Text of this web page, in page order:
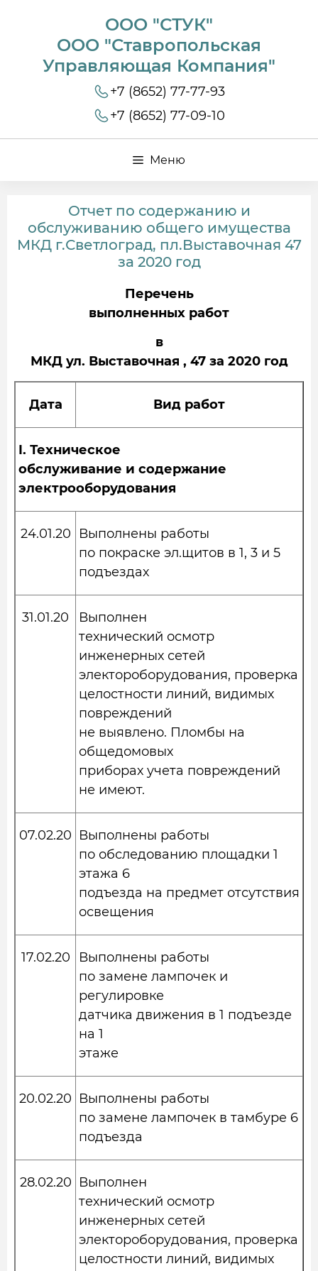
ООО "СТУК"
ООО "Ставропольская
Управляющая Компания"
+7 (8652) 77-77-93
+7 (8652) 77-09-10
Меню
Отчет по содержанию и
обслуживанию общего имущества
МКД г.Светлоград, пл.Выставочная 47
за 2020 год
Перечень
выполненных работ
в
МКД ул. Выставочная , 47 за 2020 год
Дата Вид работ
I. Техническое
обслуживание и содержание
электрооборудования
24.01.20
Выполнены работы
по покраске эл.щитов в 1, 3 и 5
подъездах
31.01.20
Выполнен
технический осмотр
инженерных сетей
электороборудования, проверка
целостности линий, видимых
повреждений
не выявлено. Пломбы на
общедомовых
приборах учета повреждений
не имеют.
07.02.20 Выполнены работы
по обследованию площадки 1
этажа 6
подъезда на предмет отсутствия
освещения
17.02.20
Выполнены работы
по замене лампочек и
регулировке
датчика движения в 1 подъезде
на 1
этаже
20.02.20 Выполнены работы
по замене лампочек в тамбуре 6
подъезда
28.02.20 Выполнен
технический осмотр
инженерных сетей
электороборудования, проверка
целостности линий, видимых